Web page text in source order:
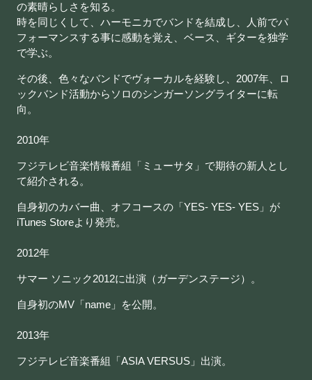
の素晴らしさを知る。
時を同じくして、ハーモニカでバンドを結成し、
人前でパ
フォーマンスする事に感動を覚え、ベース、ギターを独学
で学ぶ。
その後、色々なバンドでヴォーカルを経験し、2007年、ロ
ックバンド活動からソロのシンガーソングライターに転
向。
2010年
フジテレビ音楽情報番組「ミューサタ」で期待の新人とし
て紹介される。
自身初のカバー曲、オフコースの「YES- YES- YES」が
iTunes Storeより発売。
2012年
サマー ソニック2012に出演（ガーデンステージ）。
自身初のMV「name」を公開。
2013年
フジテレビ音楽番組「ASIA VERSUS」出演。